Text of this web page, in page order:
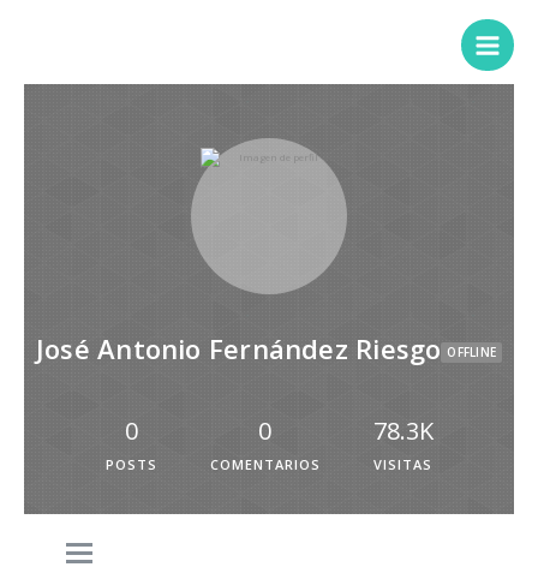
José Antonio Fernández Riesgo OFFLINE
0
POSTS
0
COMENTARIOS
78.3K
VISITAS